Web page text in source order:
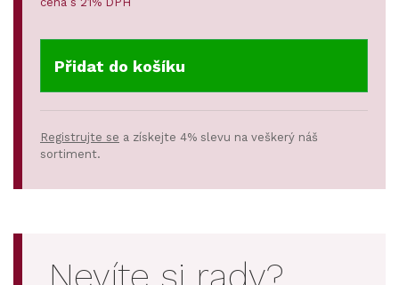
Přidat do košíku
Registrujte se a získejte 4% slevu na veškerý náš
sortiment.